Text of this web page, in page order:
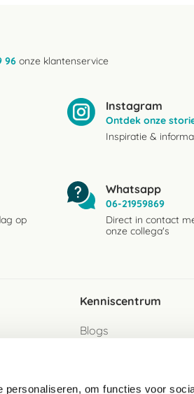
om functies voor
96 onze klantenservice
Instagram
Ontdek onze
Inspiratie &
op
Whatsapp
06-21959869
Direct in contact
onze collega's
Kenniscentrum
Blogs